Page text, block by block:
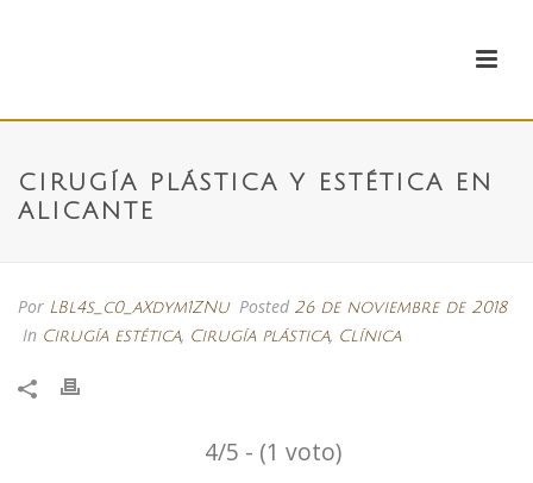
CIRUGÍA PLÁSTICA Y ESTÉTICA EN
ALICANTE
Por LBl4s_c0_aXdym1ZNu Posted 26 de noviembre de 2018
In Cirugía estética, Cirugía plástica, Clínica
4/5 - (1 voto)